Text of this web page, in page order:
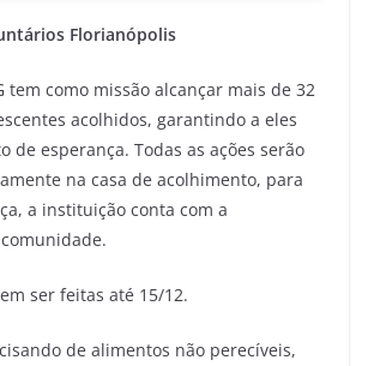
Florianópolis
tem como missão alcançar mais de 32
acolhidos, garantindo a eles
de esperança. Todas as ações serão
na casa de acolhimento, para
a instituição conta com a
ser feitas até 15/12.
de alimentos não perecíveis,